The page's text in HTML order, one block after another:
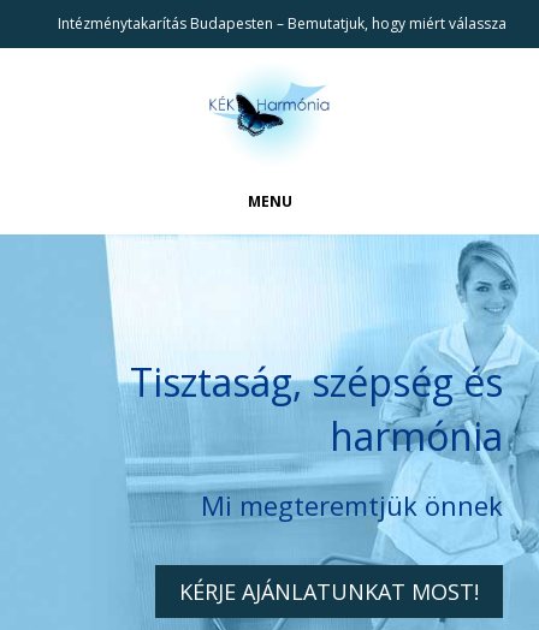
Intézménytakarítás Budapesten – Bemutatjuk, hogy miért válassza
MENU
REFERENCIÁK
TAKARÍTÁSI SZOLGÁLTATÁSAINK
KAPCSOLAT
KERESÉS
Tisztaság, szépség és
harmónia
Mi megteremtjük önnek
KÉRJE AJÁNLATUNKAT MOST!